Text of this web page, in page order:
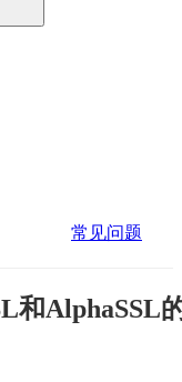
常见问题
和AlphaSSL